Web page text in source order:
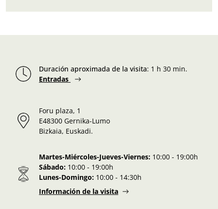
Duración aproximada de la visita: 1 h 30 min.
Entradas
Foru plaza, 1
E48300 Gernika-Lumo
Bizkaia, Euskadi.
Martes-Miércoles-Jueves-Viernes: 10:00 - 19:00h
Sábado: 10:00 - 19:00h
Lunes-Domingo: 10:00 - 14:30h
Información de la visita